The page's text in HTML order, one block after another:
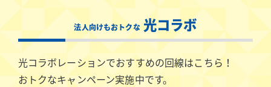
法人向けもおトクな光コラボ
光コラボレーションでおすすめの回線はこちら！
おトクなキャンペーン実施中です。